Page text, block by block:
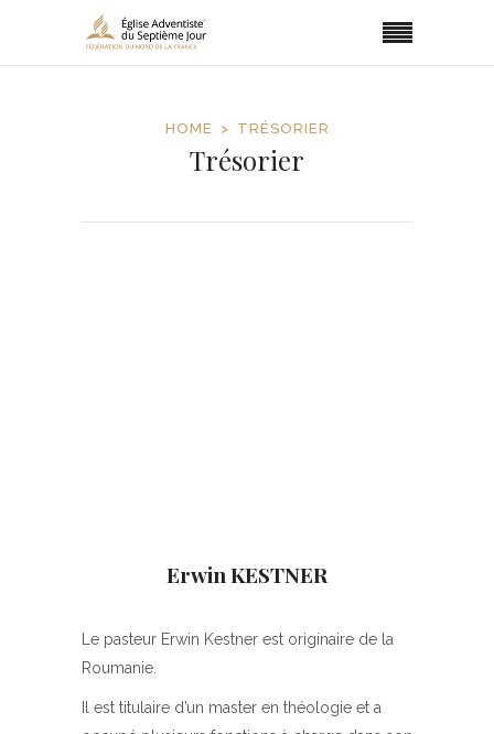
HOME TRÉSORIER
Trésorier
Erwin KESTNER
Le pasteur Erwin Kestner est originaire de la
Roumanie.
Il est titulaire d’un master en théologie et a